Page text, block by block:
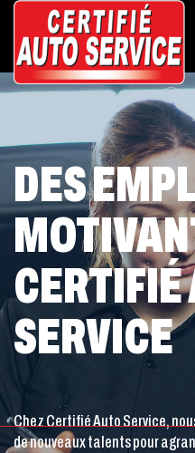
Carrières
DES
CERTIFIÉ
SERVICE
Chez Certifié Auto Service,
de nouveaux talents pour